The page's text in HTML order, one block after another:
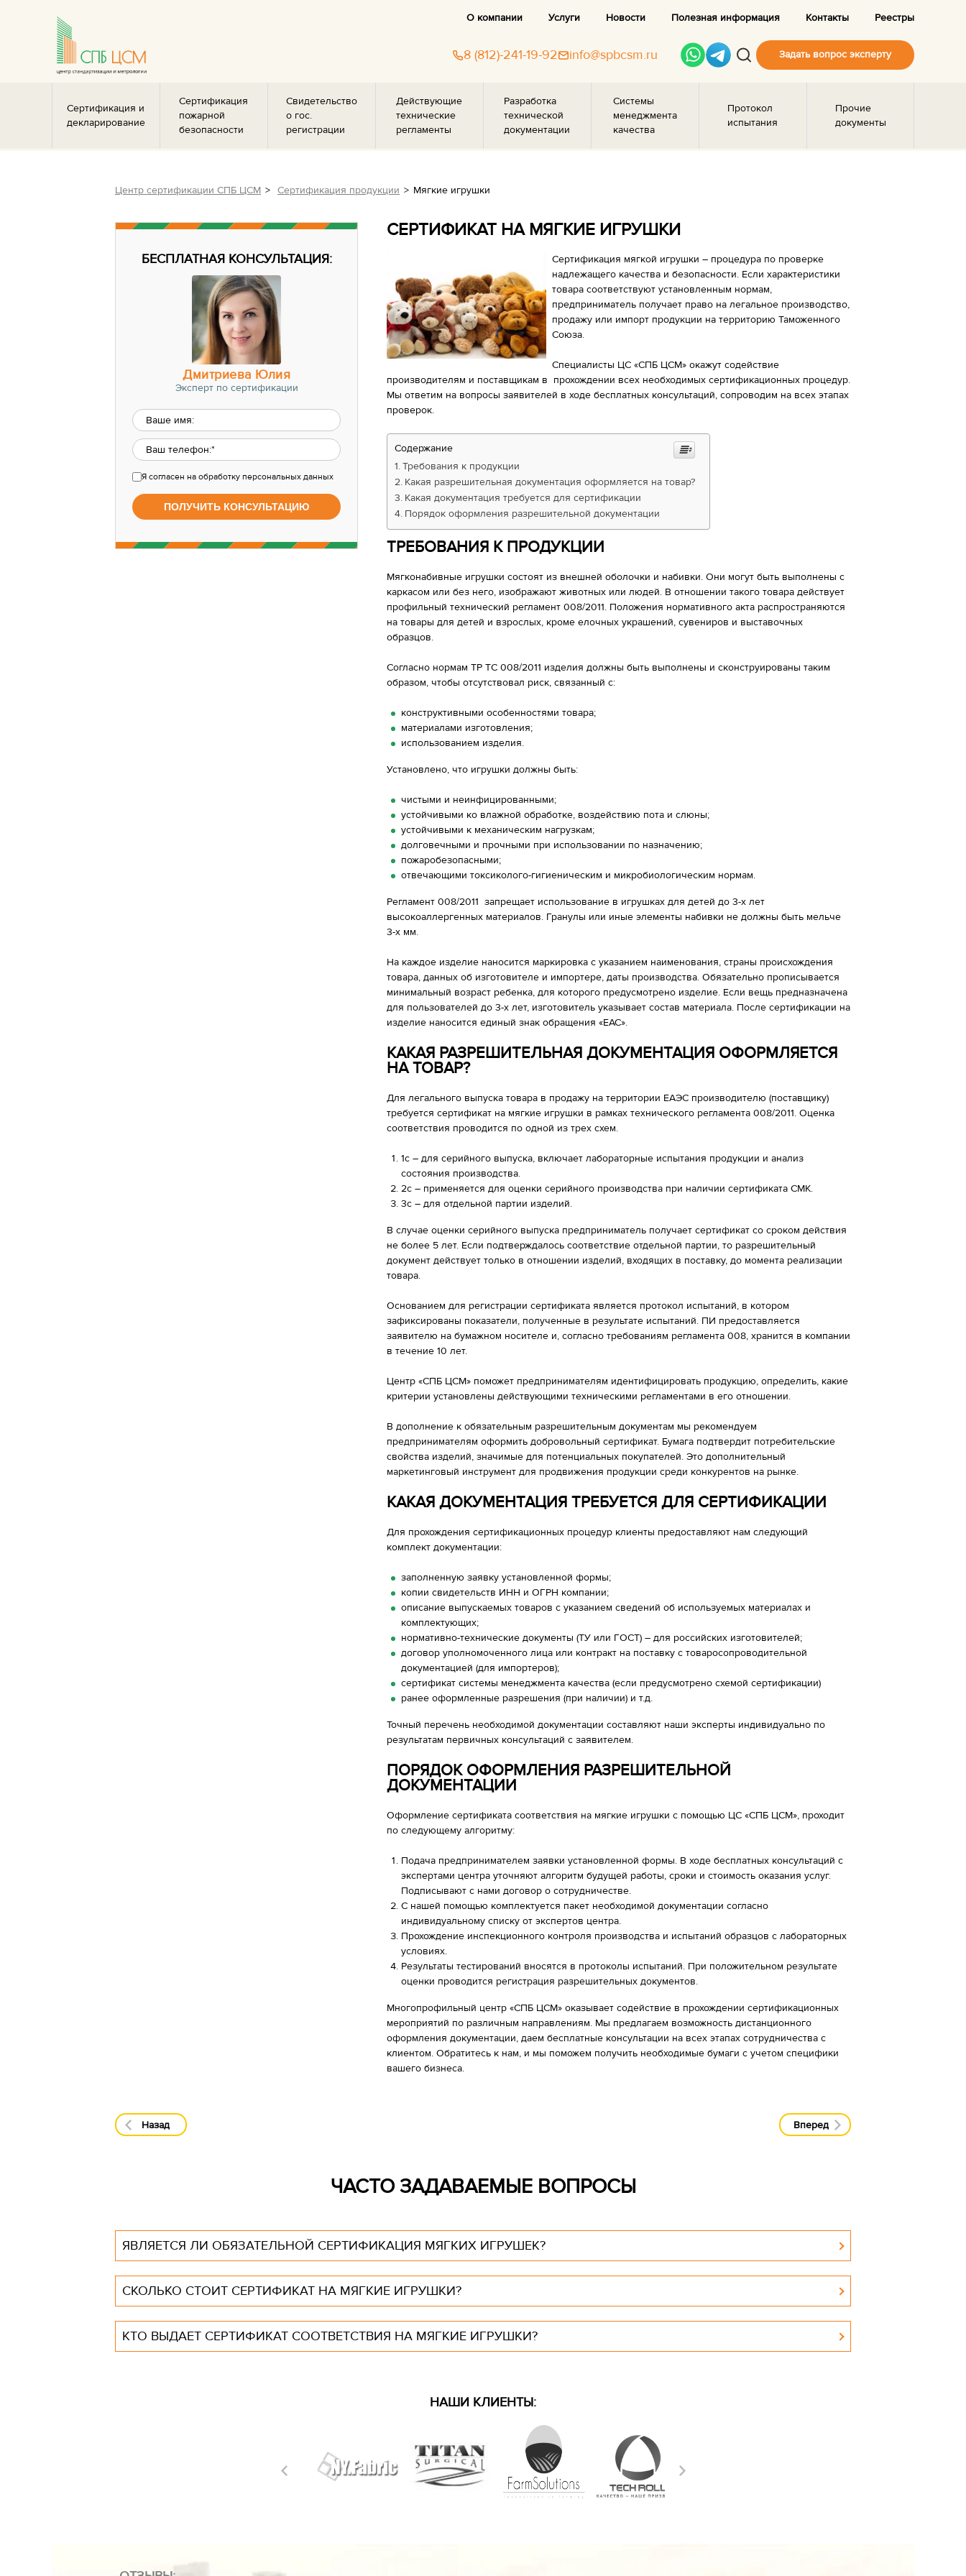
О компании Услуги Новости Полезная информация Контакты Реестры
8 (812)-241-19-92 info@spbcsm.ru Задать вопрос эксперту
Сертификация и
декларирование
Сертификация
пожарной
безопасности
Свидетельство
о гос.
регистрации
Действующие
технические
регламенты
Разработка
технической
документации
Системы
менеджмента
качества
Протокол
испытания
Прочие
документы
Центр сертификации СПБ ЦСМ Сертификация продукции Мягкие игрушки
БЕСПЛАТНАЯ КОНСУЛЬТАЦИЯ:
Дмитриева Юлия
Эксперт по сертификации
Я согласенна обработку персональных данных
СЕРТИФИКАТ НА МЯГКИЕ ИГРУШКИ
Сертификация мягкой игрушки – процедура по проверке
надлежащего качества и безопасности. Если характеристики
товара соответствуют установленным нормам,
предприниматель получает право на легальное производство,
продажу или импорт продукции на территорию Таможенного
Союза.
Специалисты ЦС «СПБ ЦСМ» окажут содействие
производителям и поставщикам в прохождении всех необходимых сертификационных процедур.
Мы ответим на вопросы заявителей в ходе бесплатных консультаций, сопроводим на всех этапах
проверок.
Содержание
Требования к продукции
Какая разрешительная документация оформляется на товар?
Какая документация требуется для сертификации
Порядок оформления разрешительной документации
ТРЕБОВАНИЯ К ПРОДУКЦИИ
Мягконабивные игрушки состоят из внешней оболочки и набивки. Они могут быть выполнены с
каркасом или без него, изображают животных или людей. В отношении такого товара действует
профильный технический регламент 008/2011. Положения нормативного акта распространяются
на товары для детей и взрослых, кроме елочных украшений, сувениров и выставочных
образцов.
Согласно нормам ТР ТС 008/2011 изделия должны быть выполнены и сконструированы таким
образом, чтобы отсутствовал риск, связанный с:
конструктивными особенностями товара;
материалами изготовления;
использованием изделия.
Установлено, что игрушки должны быть:
чистыми и неинфицированными;
устойчивыми ко влажной обработке, воздействию пота и слюны;
устойчивыми к механическим нагрузкам;
долговечными и прочными при использовании по назначению;
пожаробезопасными;
отвечающими токсиколого-гигиеническим и микробиологическим нормам.
Регламент 008/2011 запрещает использование в игрушках для детей до 3-х лет
высокоаллергенных материалов. Гранулы или иные элементы набивки не должны быть мельче
3-х мм.
На каждое изделие наносится маркировка с указанием наименования, страны происхождения
товара, данных об изготовителе и импортере, даты производства. Обязательно прописывается
минимальный возраст ребенка, для которого предусмотрено изделие. Если вещь предназначена
для пользователей до 3-х лет, изготовитель указывает состав материала. После сертификации на
изделие наносится единый знак обращения «ЕАС».
КАКАЯ РАЗРЕШИТЕЛЬНАЯ ДОКУМЕНТАЦИЯ ОФОРМЛЯЕТСЯ
НА ТОВАР?
Для легального выпуска товара в продажу на территории ЕАЭС производителю (поставщику)
требуется сертификат на мягкие игрушки в рамках технического регламента 008/2011. Оценка
соответствия проводится по одной из трех схем.
1с – для серийного выпуска, включает лабораторные испытания продукции и анализ
состояния производства.
2с – применяется для оценки серийного производства при наличии сертификата СМК.
3с – для отдельной партии изделий.
В случае оценки серийного выпуска предприниматель получает сертификат со сроком действия
не более 5 лет. Если подтверждалось соответствие отдельной партии, то разрешительный
документ действует только в отношении изделий, входящих в поставку, до момента реализации
товара.
Основанием для регистрации сертификата является протокол испытаний, в котором
зафиксированы показатели, полученные в результате испытаний. ПИ предоставляется
заявителю на бумажном носителе и, согласно требованиям регламента 008, хранится в компании
в течение 10 лет.
Центр «СПБ ЦСМ» поможет предпринимателям идентифицировать продукцию, определить, какие
критерии установлены действующими техническими регламентами в его отношении.
В дополнение к обязательным разрешительным документам мы рекомендуем
предпринимателям оформить добровольный сертификат. Бумага подтвердит потребительские
свойства изделий, значимые для потенциальных покупателей. Это дополнительный
маркетинговый инструмент для продвижения продукции среди конкурентов на рынке.
КАКАЯ ДОКУМЕНТАЦИЯ ТРЕБУЕТСЯ ДЛЯ СЕРТИФИКАЦИИ
Для прохождения сертификационных процедур клиенты предоставляют нам следующий
комплект документации:
заполненную заявку установленной формы;
копии свидетельств ИНН и ОГРН компании;
описание выпускаемых товаров с указанием сведений об используемых материалах и
комплектующих;
нормативно-технические документы (ТУ или ГОСТ) – для российских изготовителей;
договор уполномоченного лица или контракт на поставку с товаросопроводительной
документацией (для импортеров);
сертификат системы менеджмента качества (если предусмотрено схемой сертификации)
ранее оформленные разрешения (при наличии) и т.д.
Точный перечень необходимой документации составляют наши эксперты индивидуально по
результатам первичных консультаций с заявителем.
ПОРЯДОК ОФОРМЛЕНИЯ РАЗРЕШИТЕЛЬНОЙ
ДОКУМЕНТАЦИИ
Оформление сертификата соответствия на мягкие игрушки с помощью ЦС «СПБ ЦСМ», проходит
по следующему алгоритму:
Подача предпринимателем заявки установленной формы. В ходе бесплатных консультаций с
экспертами центра уточняют алгоритм будущей работы, сроки и стоимость оказания услуг.
Подписывают с нами договор о сотрудничестве.
С нашей помощью комплектуется пакет необходимой документации согласно
индивидуальному списку от экспертов центра.
Прохождение инспекционного контроля производства и испытаний образцов с лабораторных
условиях.
Результаты тестирований вносятся в протоколы испытаний. При положительном результате
оценки проводится регистрация разрешительных документов.
Многопрофильный центр «СПБ ЦСМ» оказывает содействие в прохождении сертификационных
мероприятий по различным направлениям. Мы предлагаем возможность дистанционного
оформления документации, даем бесплатные консультации на всех этапах сотрудничества с
клиентом. Обратитесь к нам, и мы поможем получить необходимые бумаги с учетом специфики
вашего бизнеса.
Назад Вперед
ЧАСТО ЗАДАВАЕМЫЕ ВОПРОСЫ
ЯВЛЯЕТСЯ ЛИ ОБЯЗАТЕЛЬНОЙ СЕРТИФИКАЦИЯ МЯГКИХ ИГРУШЕК?
СКОЛЬКО СТОИТ СЕРТИФИКАТ НА МЯГКИЕ ИГРУШКИ?
КТО ВЫДАЕТ СЕРТИФИКАТ СООТВЕТСТВИЯ НА МЯГКИЕ ИГРУШКИ?
НАШИ КЛИЕНТЫ: